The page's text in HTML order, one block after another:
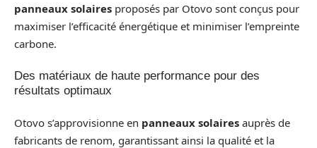
panneaux solaires proposés par Otovo sont conçus pour
maximiser l’efficacité énergétique et minimiser l’empreinte
carbone.
Des matériaux de haute performance pour des
résultats optimaux
Otovo s’approvisionne en panneaux solaires auprès de
fabricants de renom, garantissant ainsi la qualité et la